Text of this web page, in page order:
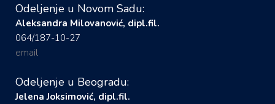
Odeljenje u Novom Sadu:
Aleksandra Milovanović, dipl.fil.
064/187-10-27
email
Odeljenje u Beogradu:
Jelena Joksimović, dipl.fil.